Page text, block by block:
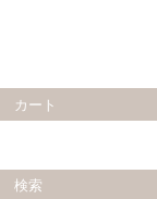
カート
検索